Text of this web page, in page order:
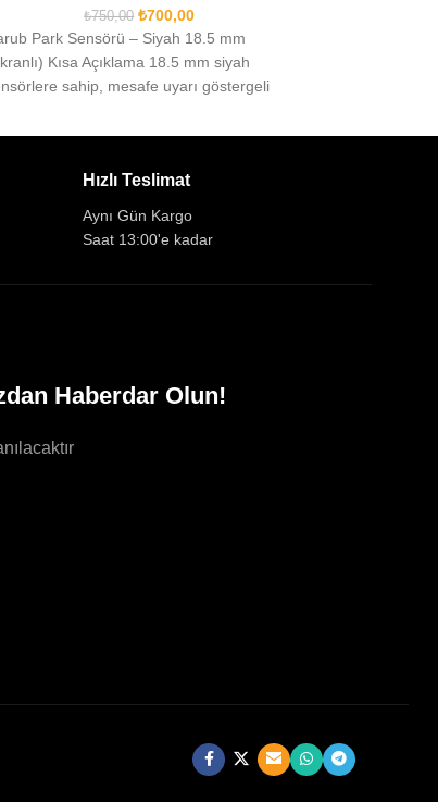
₺750,00 ₺700,00
Park Sensörü – Siyah 18.5 mm
Kısa Açıklama 18.5 mm siyah
sahip, mesafe uyarı göstergeli
Hızlı Teslimat
Aynı Gün Kargo
Saat 13:00'e kadar
Haberdar Olun!